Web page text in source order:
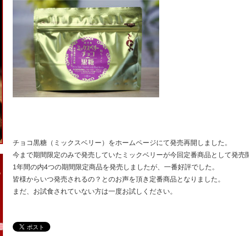
チョコ黒糖（ミックスベリー）をホームページにて発売再開しました。
今まで期間限定のみで発売していたミックベリーが今回定番商品として発売
1年間の内4つの期間限定商品を発売しましたが、一番好評でした。
皆様からいつ発売されるの？とのお声を頂き定番商品となりました。
まだ、お試食されていない方は一度お試しください。